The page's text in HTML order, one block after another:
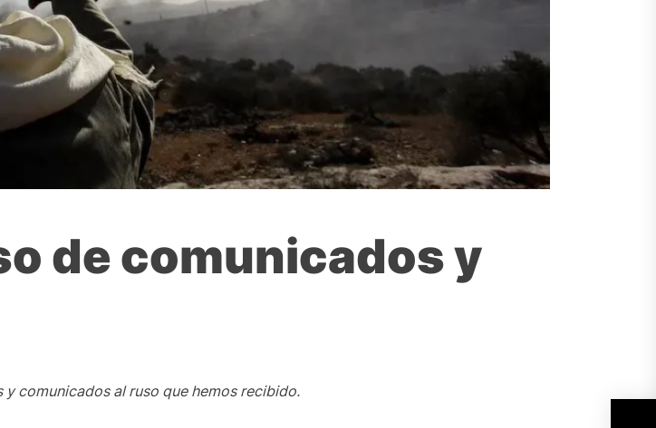
de comunicados y
comunicados al ruso que hemos recibido.